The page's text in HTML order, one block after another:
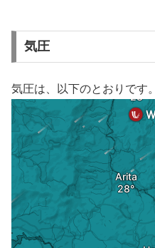
気圧
気圧は、以下のとおりです。